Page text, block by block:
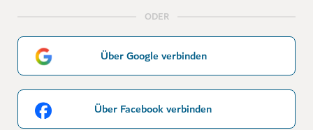
ODER
Über Google verbinden
Über Facebook verbinden